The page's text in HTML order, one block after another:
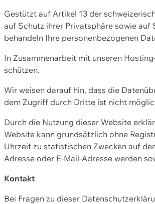
Gestützt auf Artikel 13 der
auf Schutz ihrer Privatsphäre sowie auf
behandeln Ihre personenbezogenen
In Zusammenarbeit mit unseren
schützen.
Wir weisen darauf hin, dass die
dem Zugriff durch Dritte ist nicht
Durch die Nutzung dieser Website
Website kann grundsätzlich ohne
Uhrzeit zu statistischen Zwecken auf
Adresse oder E-Mail-Adresse werden
Kontakt
Bei Fragen zu dieser